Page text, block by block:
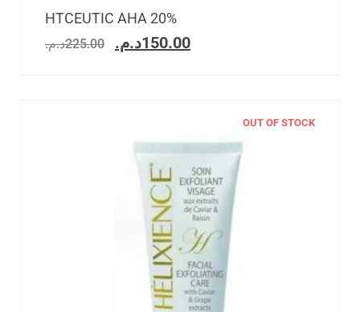
HTCEUTIC AHA 20%
225.00د.م. 150.00د.م.
OUT OF STOCK